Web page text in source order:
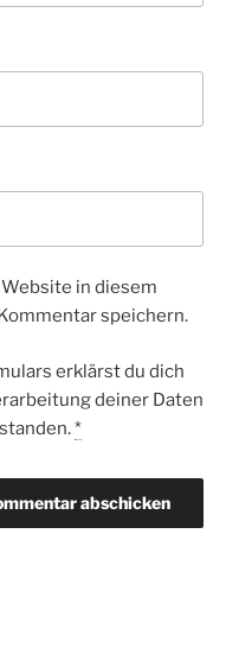
in diesem
speichern.
erklärst du dich
deiner Daten
*